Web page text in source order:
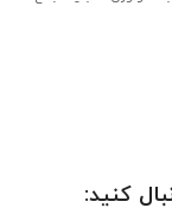
کنید: